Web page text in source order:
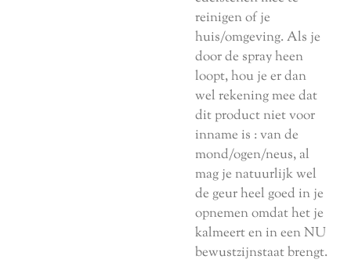
reinigen of je
huis/omgeving. Als je
door de spray heen
loopt, hou je er dan
wel rekening mee dat
dit product niet voor
inname is : van de
mond/ogen/neus, al
mag je natuurlijk wel
de geur heel goed in je
opnemen omdat het je
kalmeert en in een NU
bewustzijnstaat brengt.